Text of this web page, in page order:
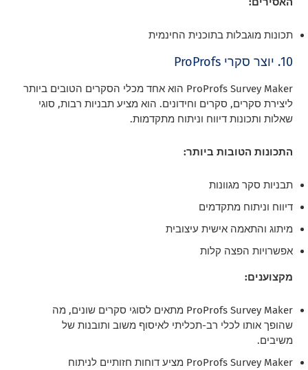
תכונות מוגבלות בתוכנית החינמית
10. יוצר סקרי ProProfs
ProProfs Survey Maker הוא אחד מכלי הסקרים הטובים ביותר
ליצירת סקרים, סקרים וחידונים. הוא מציע תבניות רבות, סוגי
שאלות ותכונות דיווח וניתוח מתקדמות.
התכונות הטובות ביותר:
תבניות סקר מגוונות
דיווח וניתוח מתקדמים
מיתוג והתאמה אישית עיצובית
אפשרויות הפצה קלות
מקצוענים:
ProProfs Survey Maker מתאים לסוגי סקרים שונים, מה
שהופך אותו לכלי רב-תכליתי לאיסוף משוב ותובנות של
משיבים.
ProProfs Survey Maker מציע דוחות חזותיים לניתוח